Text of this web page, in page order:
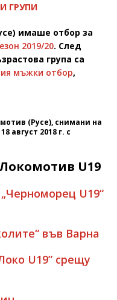
ГРУПИ
имаше отбор за
2019/20. След
група са
мъжки отбор,
(Русе), снимани на
август 2018 г. с
U19
U19“
във Варна
U19” срещу